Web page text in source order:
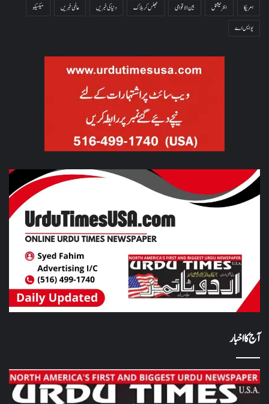
امریکا
انٹرنیشنل بین الاقوامی جھلس کر ہلاک دنیا کی خبریں عالمی خبریں
میکسیکو
یو ایس اے
آج کا اخبار